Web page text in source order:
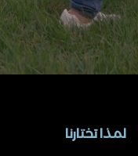
لمذا تختارنا